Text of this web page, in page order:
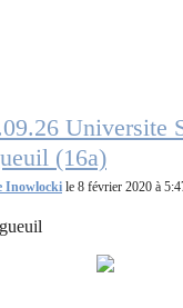
Universite
(16a)
Inowlocki le 8 février 2020 à